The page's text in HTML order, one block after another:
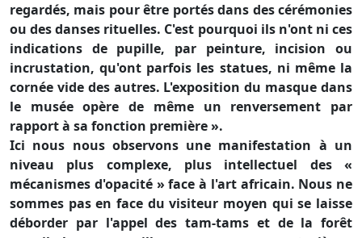
regardés, mais pour être portés dans des cérémonies
ou des danses rituelles. C'est pourquoi ils n'ont ni ces
indications de pupille, par peinture, incision ou
incrustation, qu'ont parfois les statues, ni même la
cornée vide des autres. L'exposition du masque dans
le musée opère de même un renversement par
rapport à sa fonction première ».
Ici nous nous observons une manifestation à un
niveau plus complexe, plus intellectuel des «
mécanismes d'opacité » face à l'art africain. Nous ne
sommes pas en face du visiteur moyen qui se laisse
déborder par l'appel des tam-tams et de la forêt